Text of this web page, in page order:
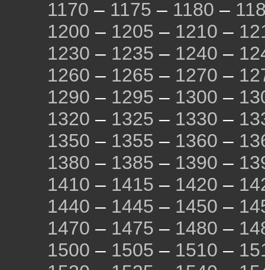
1170 – 1175 – 1180 –
1200 – 1205 – 1210 –
1230 – 1235 – 1240 –
1260 – 1265 – 1270 –
1290 – 1295 – 1300 –
1320 – 1325 – 1330 –
1350 – 1355 – 1360 –
1380 – 1385 – 1390 –
1410 – 1415 – 1420 –
1440 – 1445 – 1450 –
1470 – 1475 – 1480 –
1500 – 1505 – 1510 –